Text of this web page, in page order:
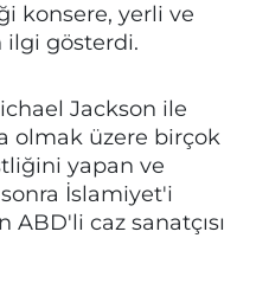
konsere, yerli ve
ilgi gösterdi.
Jackson ile
olmak üzere birçok
yapan ve
İslamiyet'i
caz sanatçısı